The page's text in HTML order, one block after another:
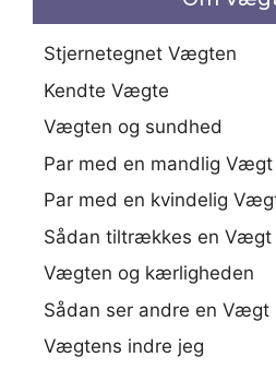
Stjernetegnet Vægten
Kendte Vægte
Vægten og sundhed
Par med en mandlig Vægt
Par med en kvindelig
Sådan tiltrækkes en Vægt
Vægten og kærligheden
Sådan ser andre en Vægt
Vægtens indre jeg